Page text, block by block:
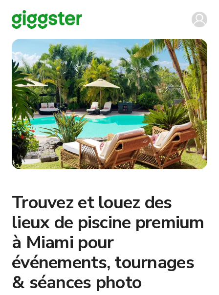
Trouvez et louez des
lieux de piscine premium
à Miami pour
événements, tournages
& séances photo